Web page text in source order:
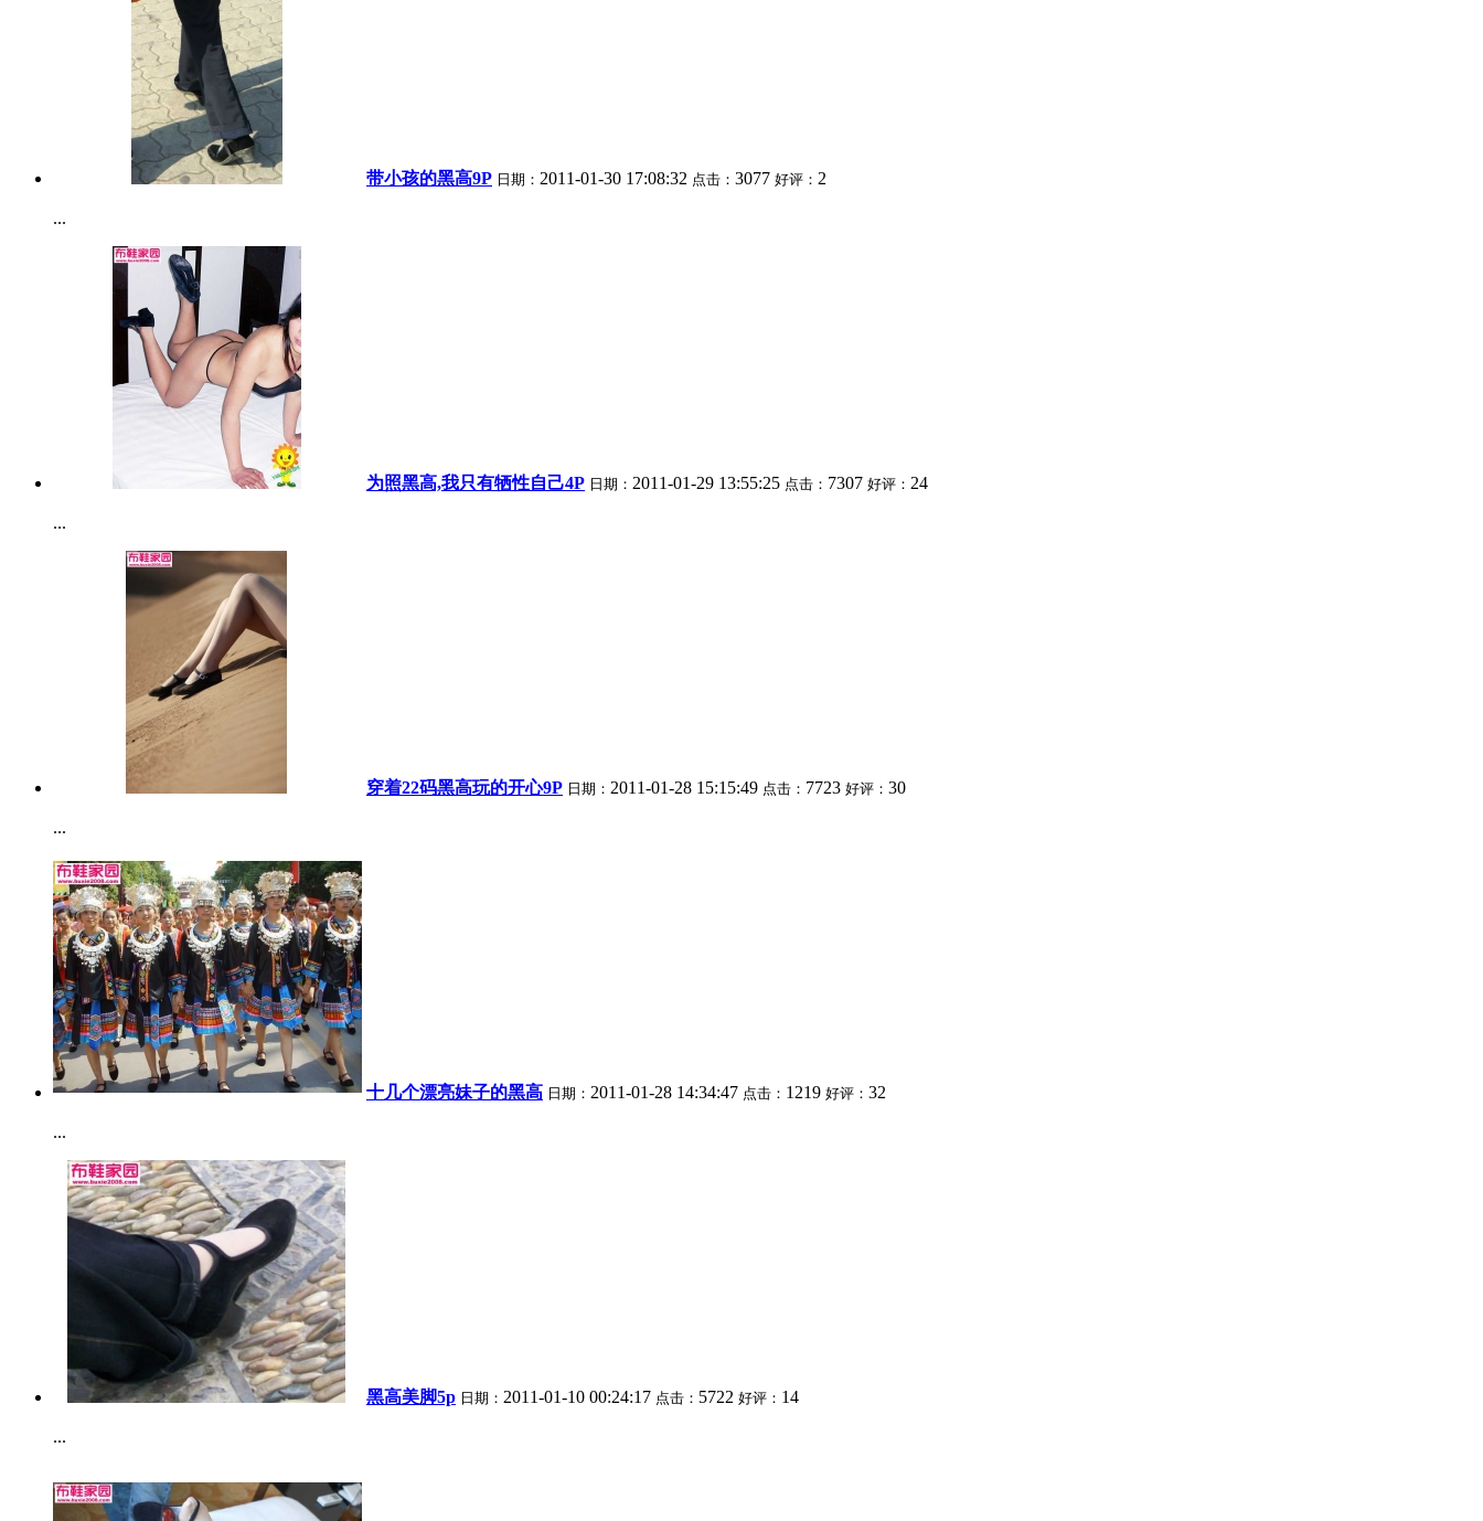
带小孩的黑高9P 日期： 2011-01-30 17:08:32 点击： 3077 好评： 2
...
为照黑高,我只有牺性自己4P 日期： 2011-01-29 13:55:25 点击： 7307 好评： 24
...
穿着22码黑高玩的开心9P 日期： 2011-01-28 15:15:49 点击： 7723 好评： 30
...
十几个漂亮妹子的黑高 日期： 2011-01-28 14:34:47 点击： 1219 好评： 32
...
黑高美脚5p 日期： 2011-01-10 00:24:17 点击： 5722 好评： 14
...